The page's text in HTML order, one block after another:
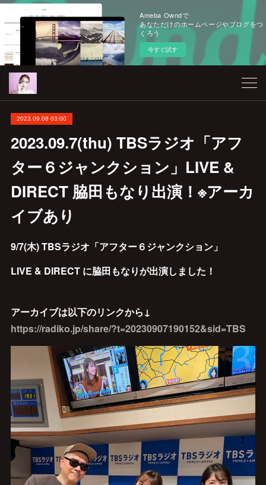
Ameba Owndで
あなただけのホームページやブログをつ
くろう
今すぐ試す
2023.09.08 03:00
2023.09.7(thu) TBSラジオ「アフ
ター６ジャンクション」LIVE &
DIRECT 脇田もなり出演！※アーカ
イブあり
9/7(木) TBSラジオ「アフター６ジャンクション」
LIVE & DIRECT に脇田もなりが出演しました！
アーカイブは以下のリンクから↓
https://radiko.jp/share/?t=20230907190152&sid=TBS